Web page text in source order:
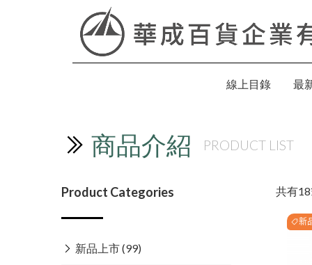
線上目錄 最
商品介紹 PRODUCT LIST
Product Categories
新品上市 (99)
共有18
新